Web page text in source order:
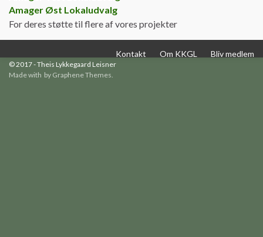
Amager Øst Lokaludvalg
For deres støtte til flere af vores projekter
Kontakt Om KKGL Bliv medlem
© 2017 - Theis Lykkegaard Leisner
Made with by Graphene Themes